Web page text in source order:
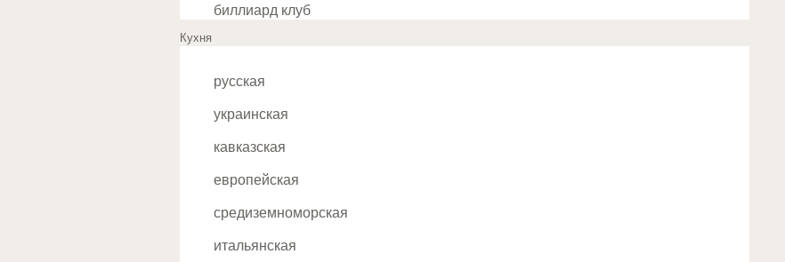
Братиславская
Бульвар Адмирала Ушакова
Бульвар Дмитрия Донского
Борисово
биллиард клуб
Кухня
русская
украинская
кавказская
европейская
средиземноморская
итальянская